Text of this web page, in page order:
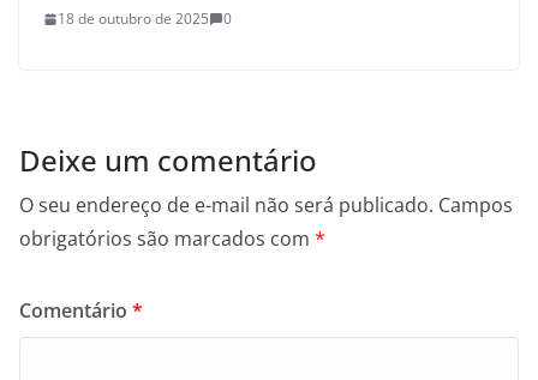
18 de outubro de 2025 0
Deixe um comentário
O seu endereço de e-mail não será publicado. Campos
obrigatórios são marcados com *
Comentário *